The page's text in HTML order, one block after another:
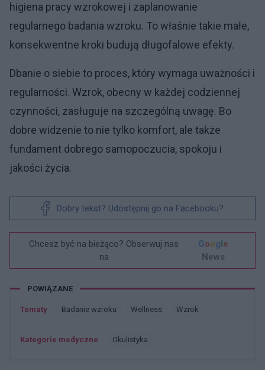
higiena pracy wzrokowej i zaplanowanie
regularnego badania wzroku. To właśnie takie małe,
konsekwentne kroki budują długofalowe efekty.
Dbanie o siebie to proces, który wymaga uważności i
regularności. Wzrok, obecny w każdej codziennej
czynności, zasługuje na szczególną uwagę. Bo
dobre widzenie to nie tylko komfort, ale także
fundament dobrego samopoczucia, spokoju i
jakości życia.
Dobry tekst? Udostępnij go na Facebooku?
Chcesz być na bieżąco? Obserwuj nas
na
Google
News
POWIĄZANE
Tematy Badanie wzroku Wellness Wzrok
Kategorie medyczne Okulistyka